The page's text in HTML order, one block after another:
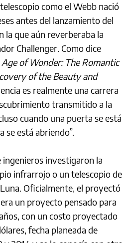
como el Webb nació
antes del lanzamiento del
la que aún reverberaba la
Challenger. Como dice
Age of Wonder: The Romantic
of the Beauty and
es realmente una carrera
transmitido a la
cuando una puerta se está
está abriendo”.
ingenieros investigaron la
infrarrojo o un telescopio de
Oficialmente, el proyectó
un proyecto pensado para
con un costo proyectado
fecha planeada de